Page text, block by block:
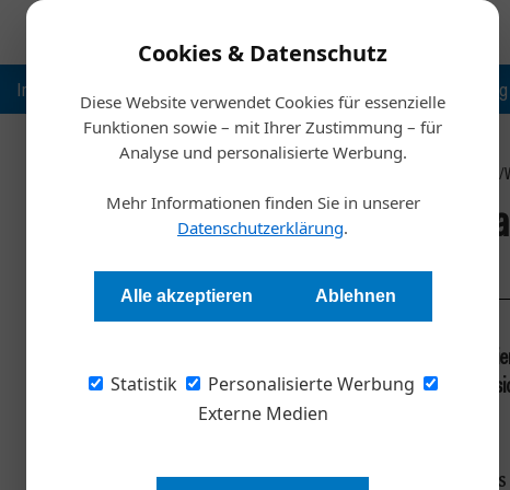
Cookies & Datenschutz
Diese Website verwendet Cookies für essenzielle
Funktionen sowie – mit Ihrer Zustimmung – für
Analyse und personalisierte Werbung.
Mehr Informationen finden Sie in unserer
Datenschutzerklärung.
Alle akzeptieren Ablehnen
Statistik
Personalisierte Werbung
Externe Medien
Inspiration
/
Mit
Stephan Strzyzowski
Der Lift- und Stahlbau-Spezialist M-Tron
Bürogebäude. Dank einer Beteiligung erhalten
ausgezeichnetes Bank-Rating.
M-Tron ist einer von